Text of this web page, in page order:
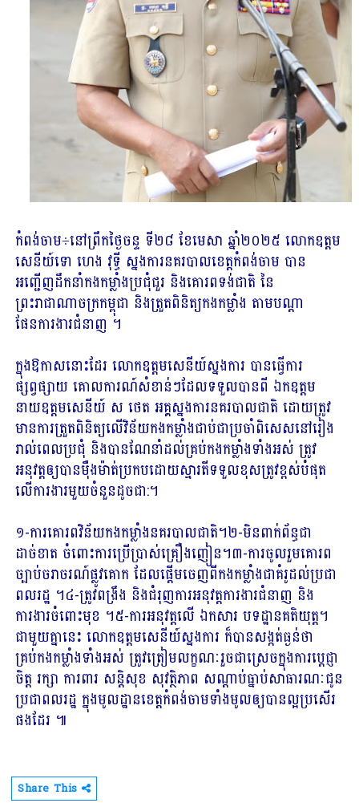
កំពង់ចាម÷នៅព្រឹកថ្ងៃចន្ទ ទី២៨ ខែមេសា ឆ្នាំ២០២៥ លោកឧត្តម
សេនីយ៍ទោ ហេង វុទ្ធី ស្នងការនគរបាលខេត្តកំពង់ចាម បាន
អញ្ជេីញដឹកនាំកងកម្លាំងប្រជុំជួរ និងគោរពទង់ជាតិ នៃ
ព្រះរាជាណាចក្រកម្ពុជា​ និងត្រួតពិនិត្យកងកម្លាំង តាមបណ្ដា
ផែនការងារជំនាញ ។
ក្នុងឱកាសនោះដែរ លោកឧត្តមសេនីយ៍ស្នងការ បានធ្វើការ
ផ្សព្វផ្សាយ គោលការណ៍សំខាន់ៗដែលទទួលបានពី ឯកឧត្តម
នាយឧត្តមសេនីយ៍ ស ថេត អគ្គស្នងការនគរបាលជាតិ ដោយត្រូវ
មានការត្រួតពិនិត្យលើវិន័យកងកម្លាំងជាប់ជាប្រចាំពិសេសនៅរៀង
រាល់ពេលប្រជុំ និងបានណែនាំដល់គ្រប់កងកម្លាំងទាំងអស់ ត្រូវ
អនុវត្តឲ្យបានម៉ឺងម៉ាត់ប្រកបដោយស្មារតីទទួលខុសត្រូវខ្ពស់បំផុត
លើការងារមួយចំនួនដូចជា:។
១-ការគោរពវិន័យកងកម្លាំងនគរបាលជាតិ។២-មិនពាក់ព័ន្ធជា
ដាច់ខាត ចំពោះការប្រើប្រាស់គ្រឿងញៀន។៣-ការចូលរួមគោរព
ច្បាប់ចរាចរណ៍ផ្លូវគោក ដែលផ្ដើមចេញពីកងកម្លាំងជាគំរូដល់ប្រជា
ពលរដ្ឋ ។៤-ត្រូវពង្រឹង និងជំរុញការអនុវត្តការងារជំនាញ និង
ការងារចំពោះមុខ ។៥-ការអនុវត្តលើ ឯកសារ បទដ្ឋានគតិយុត្ត។
ជាមួយគ្នានេះ លោកឧត្តមសេនីយ៍ស្នងការ ក៏បានសង្កត់ធ្ងន់ថា
គ្រប់កងកម្លាំងទាំងអស់ ត្រូវត្រៀមលក្ខណៈរួចជាស្រេចក្នុងការប្ដេជ្ញា
ចិត្ត រក្សា ការពារ សន្តិសុខ សុវត្ថិភាព សណ្តាប់ធ្នាប់សាធារណៈជូន
ប្រជាពលរដ្ឋ ក្នុងមូលដ្ឋានខេត្តកំពង់ចាមទាំងមូលឲ្យបានល្អប្រសើរ
ផងដែរ ៕
Share This